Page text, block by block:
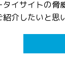
イサイトの脅
介したいと思